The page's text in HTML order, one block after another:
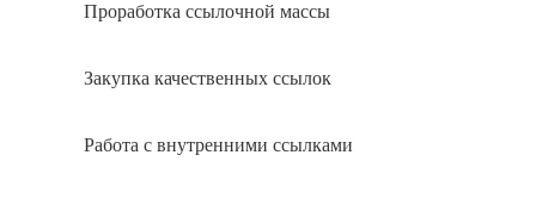
Проработка ссылочной массы
Закупка качественных ссылок
Работа с внутренними ссылками